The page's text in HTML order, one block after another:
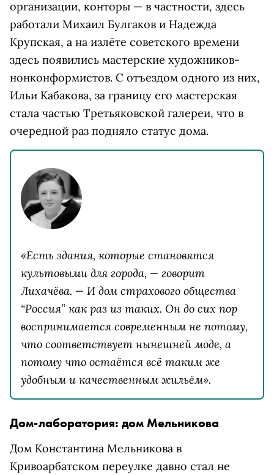
организации, конторы — в частности, здесь
работали Михаил Булгаков и Надежда
Крупская, а на излёте советского времени
здесь появились мастерские художников-
нонконформистов. С отъездом одного из них,
Ильи Кабакова, за границу его мастерская
стала частью Третьяковской галереи, что в
очередной раз подняло статус дома.
​«Есть здания, которые становятся
культовыми для города, — говорит
Лихачёва. — И дом страхового общества
“Россия” как раз из таких. Он до сих пор
воспринимается современным не потому,
что соответствует нынешней моде, а
потому что остаётся всё таким же
удобным и качественным жильём».
Дом-лаборатория: дом Мельникова
Дом Константина Мельникова в
Кривоарбатском переулке давно стал не